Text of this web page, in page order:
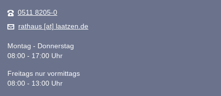
0511 8205-0
rathaus [at] laatzen.de
Montag - Donnerstag
08:00 - 17:00 Uhr
Freitags nur vormittags
08:00 - 13:00 Uhr